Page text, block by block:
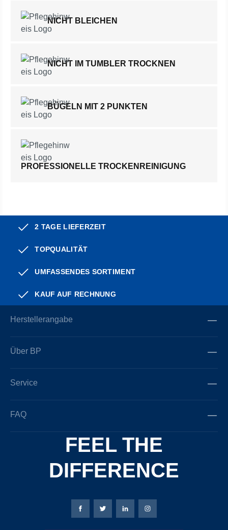
NICHT BLEICHEN
NICHT IM TUMBLER TROCKNEN
BÜGELN MIT 2 PUNKTEN
PROFESSIONELLE TROCKENREINIGUNG
2 TAGE LIEFERZEIT
TOPQUALITÄT
UMFASSENDES SORTIMENT
KAUF AUF RECHNUNG
Herstellerangabe
Über BP
Service
FAQ
FEEL THE
DIFFERENCE
Bierbaum-Proenen Facebook-Seite
Bierbaum-Proenen Twitter Seite
Bierbaum-Proenen LinkedIn
Bierbaum-Proenen